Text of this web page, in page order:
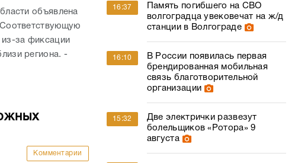
объявлена
за фиксации
региона. -
Комментарии
16:37
Память погибшего на СВО
волгоградца увековечат на ж/д
станции в Волгограде
16:10
В России появилась первая
брендированная мобильная
связь благотворительной
организации
15:32
Две электрички развезут
болельщиков «Ротора» 9
августа